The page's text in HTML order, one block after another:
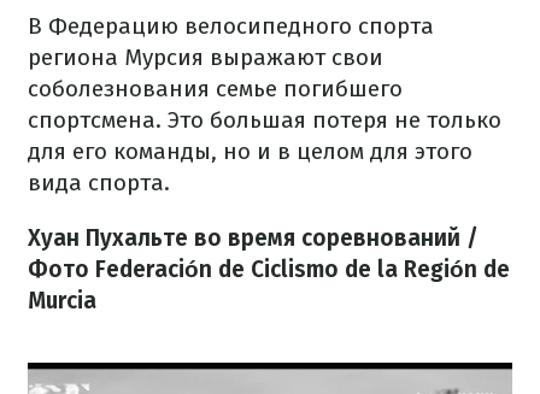
В Федерацию велосипедного спорта
региона Мурсия выражают свои
соболезнования семье погибшего
спортсмена. Это большая потеря не только
для его команды, но и в целом для этого
вида спорта.
Хуан Пухальте во время соревнований /
Фото Federación de Ciclismo de la Región de
Murcia